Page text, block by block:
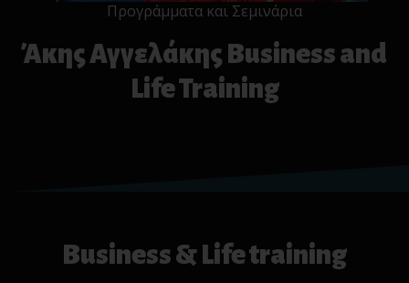
Προγράμματα και Σεμινάρια
Άκης Αγγελάκης Business and
Life Training
Business & Life training